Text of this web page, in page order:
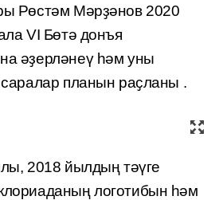
Рөстәм Мәрҙәнов 2020
VI Бөтә донъя
әҙерләнеү һәм уны
планын раҫланы .
2018 йылдың тәүге
логотибын һәм